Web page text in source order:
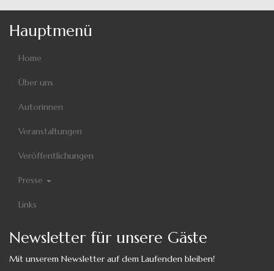
Hauptmenü
Home
Über uns
Autorinnen
Veranstaltungen
Veröffentlichungen
Presse
Links
Newsletter für unsere Gäste
Mit unserem Newsletter auf dem Laufenden bleiben!